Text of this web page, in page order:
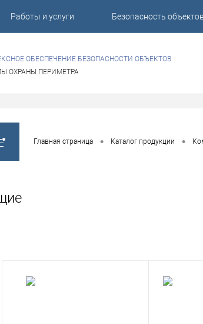
Работы и услуги Безопасность объектов
ОБЕСПЕЧЕНИЕ БЕЗОПАСНОСТИ ОБЪЕКТОВ
ОХРАНЫ ПЕРИМЕТРА
Главная страница • Каталог продукции •